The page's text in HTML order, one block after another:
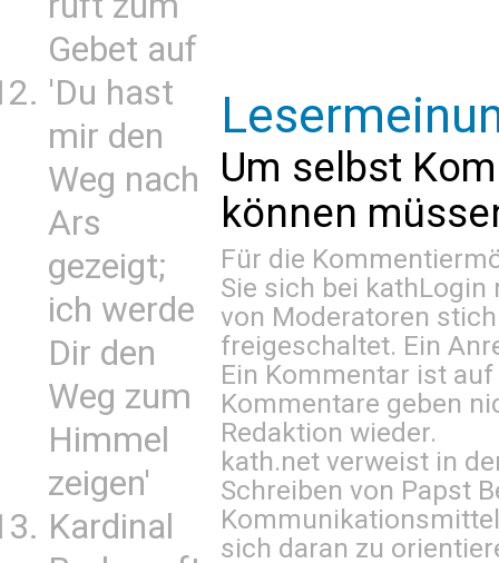
Gebet auf
'Du hast
mir den
Weg nach
Ars
gezeigt;
ich werde
Dir den
Weg zum
Himmel
zeigen'
Kardinal
Um selbst
können
Für die
Sie sich bei kathLogin
von Moderatoren
freigeschaltet. Ein
Ein Kommentar ist
Kommentare geben
Redaktion wieder.
kath.net verweist in
Schreiben von Papst
sich daran zu